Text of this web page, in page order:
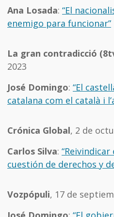
Ana Losada: “El
enemigo para funcionar”
La gran contradicció
2023
José Domingo: “El
catalana com el català i
Crónica Global, 2 de
Carlos Silva:
cuestión de derechos y
Vozpópuli, 17 de